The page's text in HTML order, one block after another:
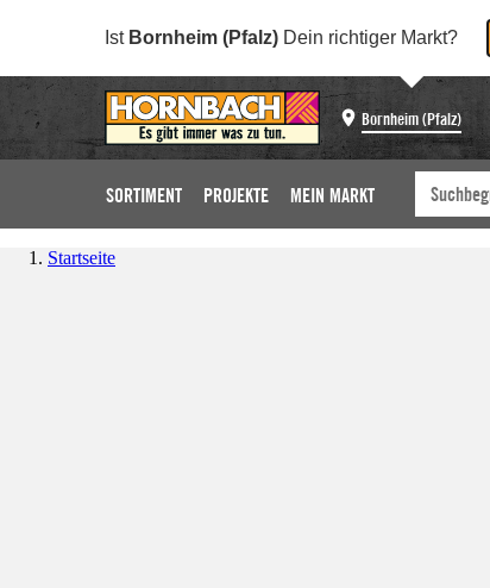
Ist Bornheim (Pfalz) Dein richtiger Markt?
Bornheim (Pfalz)
SORTIMENT PROJEKTE MEIN MARKT
Startseite